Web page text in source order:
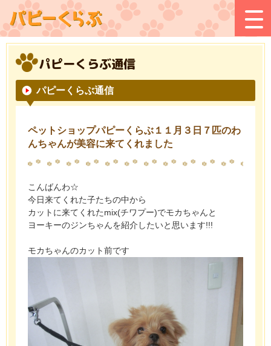
パピーくらぶ通信
パピーくらぶ通信
ペットショップパピーくらぶ１１月３日７匹のわ
んちゃんが美容に来てくれました
こんばんわ☆
今日来てくれた子たちの中から
カットに来てくれたmix(チワプー)でモカちゃんと
ヨーキーのジンちゃんを紹介したいと思います!!!
モカちゃんのカット前です